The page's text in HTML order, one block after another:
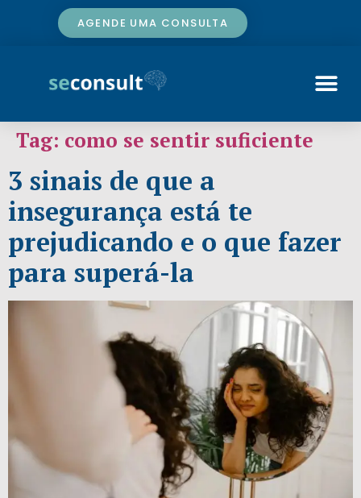
AGENDE UMA CONSULTA
Tag: como se sentir suficiente
3 sinais de que a
insegurança está te
prejudicando e o que fazer
para superá-la